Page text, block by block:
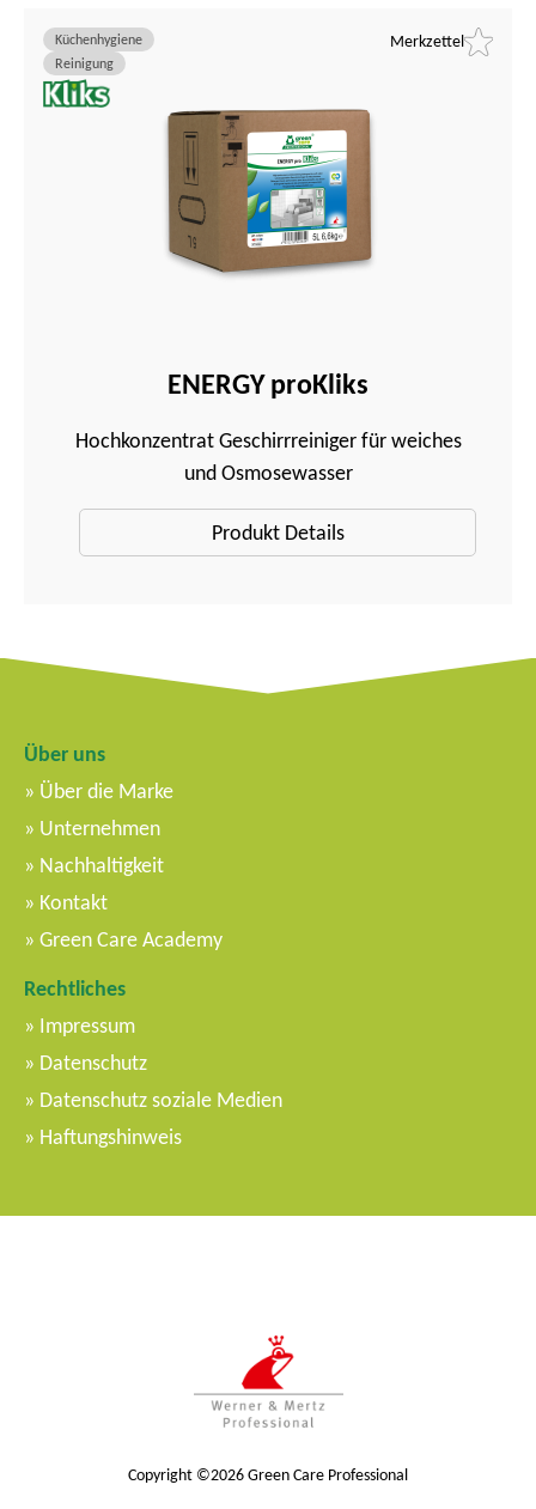
Merkzettel
ENERGY proKliks
Hochkonzentrat Geschirrreiniger für weiches
und Osmosewasser
Küchenhygiene
Reinigung
Produkt Details
Über uns
Über die Marke
Unternehmen
Nachhaltigkeit
Kontakt
Green Care Academy
Rechtliches
Impressum
Datenschutz
Datenschutz soziale Medien
Haftungshinweis
Copyright ©2026 Green Care Professional